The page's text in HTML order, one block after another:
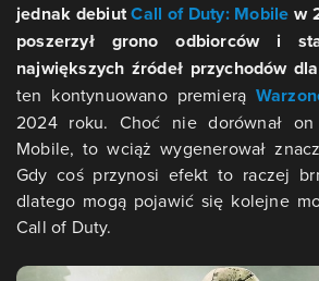
jednak debiutCall of Duty: Mobile w
poszerzył grono odbiorców i
największych źródeł przychodów
ten kontynuowano premierą
2024 roku. Choć nie dorównał on
Mobile, to wciąż wygenerował
Gdy coś przynosi efekt to raczej
dlatego mogą pojawić się kolejne
Call of Duty.